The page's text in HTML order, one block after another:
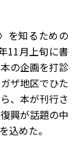
を知るための
11月上旬に書
の企画を打診
ザ地区でひた
、本が刊行さ
興が話題の中
込めた。